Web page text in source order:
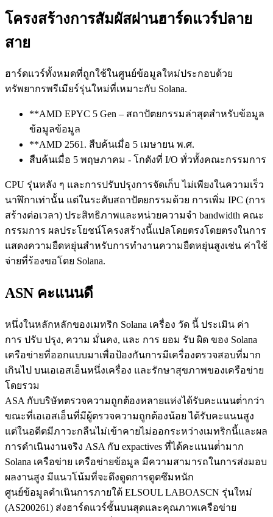
โครงสร้างการสัมผัสผ่านฮาร์ดแวร์ปลาย
สาย
ฮาร์ดแวร์ทั้งหมดที่ถูกใช้ในศูนย์ข้อมูลใหม่ประกอบด้วย
ทรัพยากรพรีเมียร์รุ่นใหม่ที่เหมาะกับ Solana.
**AMD EPYC 5 Gen – สถาปัตยกรรมล่าสุดสําหรับข้อมูล
ข้อมูลข้อมูล
**AMD 2561. สืบค้นเมื่อ 5 เมษายน พ.ศ.
สืบค้นเมื่อ 5 พฤษภาคม - โกดังที่ I/O ทั่วทั้งคณะกรรมการ
CPU รุ่นหลัง ๆ และการปรับปรุงการจัดเก็บ ไม่เพียงในความเร็ว
นาฬิกาเท่านั้น แต่ในระดับสถาปัตยกรรมด้วย การเพิ่ม IPC (การ
สร้างต่อเวลา) ประสิทธิภาพและหน่วยความจํา bandwidth คณะ
กรรมการ ผลประโยชน์โครงสร้างนี้แปลโดยตรงโดยตรงในการ
แสดงความยืดหยุ่นสําหรับการทํางานความยืดหยุ่นสูงเช่น ค่าใช้
จ่ายที่ร้องขอโดย Solana.
ASN คะแนนดี
หนึ่งในหลักหลักของเมทริก Solana เครื่อง วัด นี้ ประเมิน ค่า
การ ปรับ ปรุง, ความ มั่นคง, และ การ ยอม รับ ผิด ของ Solana
เครือข่ายที่ออกแบบมาเพื่อป้องกันการมีเครื่องตรวจสอบที่มาก
เกินไป บนเอเอสเอ็นหนึ่งเครื่อง และรักษาสุขภาพของเครือข่าย
โดยรวม
ASA กับบริษัทตรวจความถูกต้องหลายแห่งได้รับคะแนนต่ํากว่า
ขณะที่เอเอสเอ็นที่มีผู้ตรวจความถูกต้องน้อย ได้รับคะแนนสูง
แต่ในอดีตมีภาวะกลืนไม่เข้าคายไม่ออกระหว่างเมทริกนี้และผล
การดําเนินงานจริง ASA กับ expactives ที่ได้คะแนนต่ํามาก
Solana เครือข่าย เครือข่ายข้อมูล มีความสามารถในการส่งมอบ
ผลงานสูง มีแนวโน้มที่จะดึงดูดการดูดซึมหนัก
ศูนย์ข้อมูลดําเนินการภายใต้ ELSOUL LABOASCN รุ่นใหม่
(AS200261) ส่งฮาร์ดแวร์ชั้นบนสุดและคุณภาพเครือข่าย